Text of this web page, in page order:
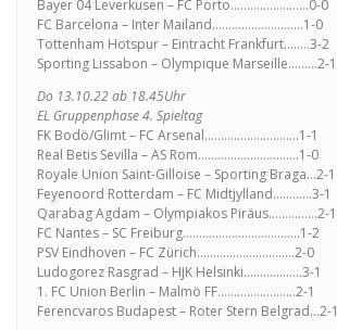
Bayer 04 Leverkusen – FC Porto……………………0-0
FC Barcelona – Inter Mailand……………………….1-0
Tottenham Hotspur – Eintracht Frankfurt……..3-2
Sporting Lissabon – Olympique Marseille………2-1
Do 13.10.22 ab 18.45Uhr
EL Gruppenphase 4. Spieltag
FK Bodö/Glimt – FC Arsenal………………………..1-1
Real Betis Sevilla – AS Rom………………………….1-0
Royale Union Saint-Gilloise – Sporting Braga…2-1
Feyenoord Rotterdam – FC Midtjylland…………3-1
Qarabag Agdam – Olympiakos Piräus……………2-1
FC Nantes – SC Freiburg………………………………1-2
PSV Eindhoven – FC Zürich…………………………2-0
Ludogorez Rasgrad – HJK Helsinki………………3-1
1. FC Union Berlin – Malmö FF……………………2-1
Ferencvaros Budapest – Roter Stern Belgrad…2-1